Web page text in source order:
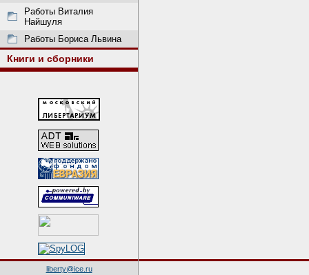
Работы Виталия
Найшуля
Работы Бориса Львина
Книги и сборники
liberty@ice.ru